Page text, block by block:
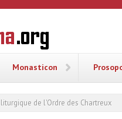
Monasticon
de l'Ordre des Chartreux